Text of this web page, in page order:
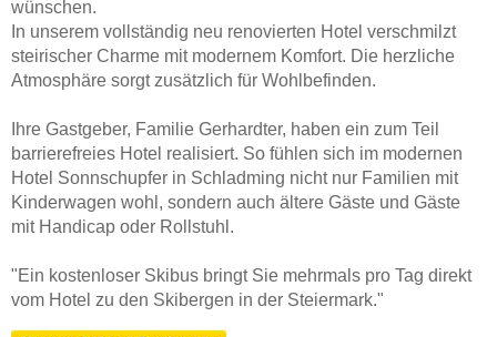
wünschen.
In unserem vollständig neu renovierten Hotel verschmilzt
steirischer Charme mit modernem Komfort. Die herzliche
Atmosphäre sorgt zusätzlich für Wohlbefinden.
Ihre Gastgeber, Familie Gerhardter, haben ein zum Teil
barrierefreies Hotel realisiert. So fühlen sich im modernen
Hotel Sonnschupfer in Schladming nicht nur Familien mit
Kinderwagen wohl, sondern auch ältere Gäste und Gäste
mit Handicap oder Rollstuhl.
"Ein kostenloser Skibus bringt Sie mehrmals pro Tag direkt
vom Hotel zu den Skibergen in der Steiermark."